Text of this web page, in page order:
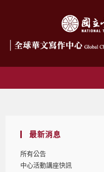
最新消息
所有公告
中心活動講座快訊